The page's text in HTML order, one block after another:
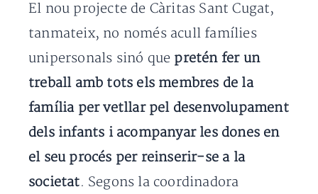
El nou projecte de Càritas Sant Cugat,
tanmateix, no només acull famílies
unipersonals sinó que pretén fer un
treball amb tots els membres de la
família per vetllar pel desenvolupament
dels infants i acompanyar les dones en
el seu procés per reinserir-se a la
societat. Segons la coordinadora